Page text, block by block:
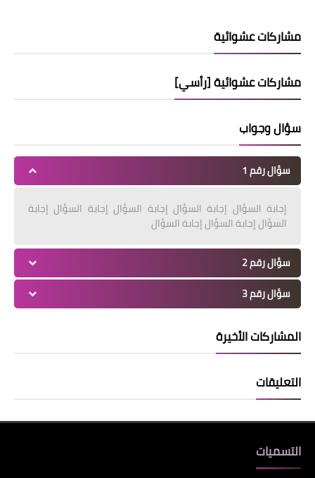
مشاركات عشوائية
مشاركات عشوائية [رأسي]
سؤال وجواب
سؤال رقم 1
إجابة السؤال إجابة السؤال إجابة السؤال إجابة السؤال إجابة
السؤال إجابة السؤال إجابة السؤال
سؤال رقم 2
سؤال رقم 3
المشاركات الأخيرة
التعليقات
التسميات